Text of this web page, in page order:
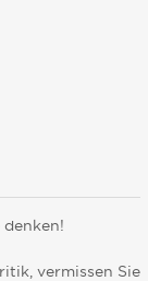
denken!
vermissen Sie